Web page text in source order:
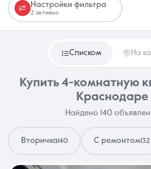
Избранное
0 объявлений 0
Недвижимость Услуги
О компании Контакты
Настройки фильтра
2 активно
Списком На
Купить 4-комнатную
Краснодаре
Найдено 140
Вторичка140 С ремонтом132